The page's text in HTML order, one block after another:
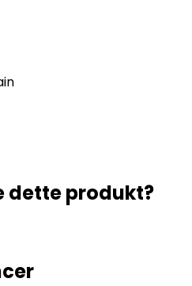
dette produkt?